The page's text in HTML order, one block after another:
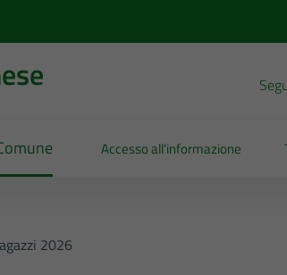
Accesso all'informazione
2026